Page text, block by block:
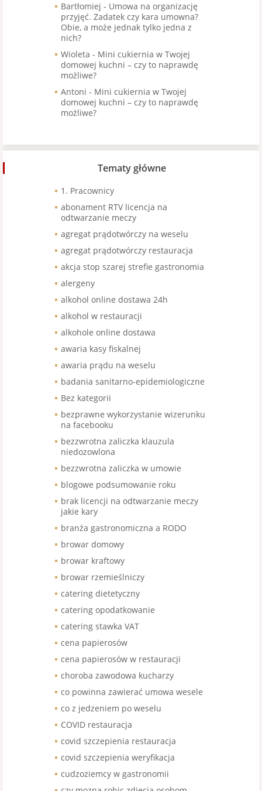
Bartłomiej - Umowa na organizację
przyjęć. Zadatek czy kara umowna?
Obie, a może jednak tylko jedna z
nich?
Wioleta - Mini cukiernia w Twojej
domowej kuchni – czy to naprawdę
możliwe?
Antoni - Mini cukiernia w Twojej
domowej kuchni – czy to naprawdę
możliwe?
Tematy główne
1. Pracownicy
abonament RTV licencja na
odtwarzanie meczy
agregat prądotwórczy na weselu
agregat prądotwórczy restauracja
akcja stop szarej strefie gastronomia
alergeny
alkohol online dostawa 24h
alkohol w restauracji
alkohole online dostawa
awaria kasy fiskalnej
awaria prądu na weselu
badania sanitarno-epidemiologiczne
Bez kategorii
bezprawne wykorzystanie wizerunku
na facebooku
bezzwrotna zaliczka klauzula
niedozowlona
bezzwrotna zaliczka w umowie
blogowe podsumowanie roku
brak licencji na odtwarzanie meczy
jakie kary
branża gastronomiczna a RODO
browar domowy
browar kraftowy
browar rzemieślniczy
catering dietetyczny
catering opodatkowanie
catering stawka VAT
cena papierosów
cena papierosów w restauracji
choroba zawodowa kucharzy
co powinna zawierać umowa wesele
co z jedzeniem po weselu
COVID restauracja
covid szczepienia restauracja
covid szczepienia weryfikacja
cudzoziemcy w gastronomii